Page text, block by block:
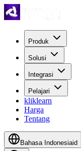
Produk
Solusi
Integrasi
Pelajari
kliklearn
Harga
Tentang
Bahasa Indonesiaid